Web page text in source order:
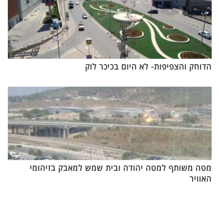
הדוחק והצפיפות- לא היום בכיכר לוק
מטה משותף למטה יהודה ובית שמש למאבק בזיהומי
האוויר